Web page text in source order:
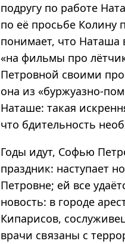
подругу по работе
по её просьбе
понимает, что Наташа
«на фильмы про
Петровной своими
она из «буржуазно-
Наташе: такая
что бдительность
Годы идут, Софью
праздник: наступает
Петровне; ей все
новость: в городе
Кипарисов,
врачи связаны с